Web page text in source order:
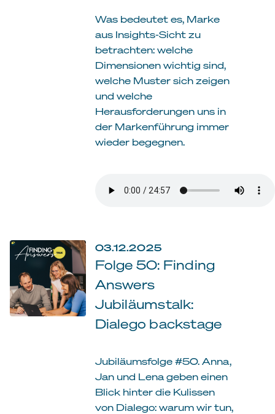
Was bedeutet es, Marke
aus Insights-Sicht zu
betrachten: welche
Dimensionen wichtig sind,
welche Muster sich zeigen
und welche
Herausforderungen uns in
der Markenführung immer
wieder begegnen.
03.12.2025
Folge 50: Finding
Answers
Jubiläumstalk:
Dialego backstage
Jubiläumsfolge #50. Anna,
Jan und Lena geben einen
Blick hinter die Kulissen
von Dialego: warum wir tun,